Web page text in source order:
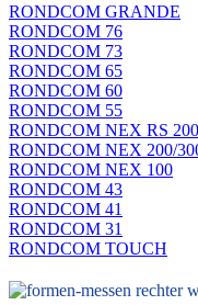
RONDCOM GRANDE
RONDCOM 76
RONDCOM 73
RONDCOM 65
RONDCOM 60
RONDCOM 55
RONDCOM NEX RS
RONDCOM NEX 200/
RONDCOM NEX 100
RONDCOM 43
RONDCOM 41
RONDCOM 31
RONDCOM TOUCH